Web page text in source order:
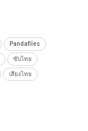
Pandafiles
ซับไทย
เสียงไทย